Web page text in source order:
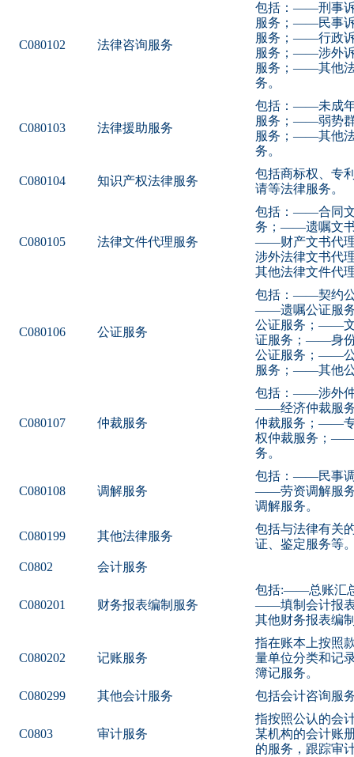
C080102 法律咨询服务
包括：——刑事
服务；——民事
服务；——行政
服务；——涉外
服务；——其他
务。
C080103 法律援助服务
包括：——未成
服务；——弱势
服务；——其他
务。
C080104 知识产权法律服务
包括商标权、专
请等法律服务。
C080105 法律文件代理服务
包括：——合同
务；——遗嘱文
——财产文书代
涉外法律文书
其他法律文件代
C080106 公证服务
包括：——契约
——遗嘱公证服
公证服务；——
证服务；——身
公证服务；——
服务；——其他
C080107 仲裁服务
包括：——涉外
——经济仲裁服
仲裁服务；——
权仲裁服务；
务。
C080108 调解服务
包括：——民事
——劳资调解服
调解服务。
C080199 其他法律服务
包括与法律有关
证、鉴定服务等
C0802
会计服务
C080201 财务报表编制服务
包括:——总账汇
——填制会计报
其他财务报表编
C080202 记账服务
指在账本上按照
量单位分类和记
簿记服务。
C080299
其他会计服务 包括会计咨询服
C0803 审计服务
指按照公认的会
某机构的会计账
的服务，跟踪审